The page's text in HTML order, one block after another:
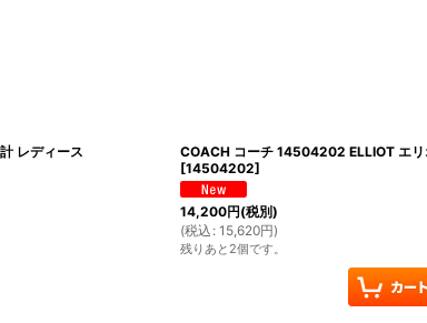
レディース
COACH コーチ 14504202 ELLIOT エリ
[14504202]
14,200円(税別)
(税込 : 15,620円)
残りあと2個です。